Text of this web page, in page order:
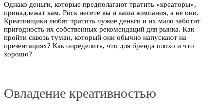
Однако деньги, которые предполагают тратить «креаторы»,
принадлежат вам. Риск несете вы и ваша компания, а не они.
Креативщики любят тратить чужие деньги и их мало заботит
пригодность их собственных рекомендаций для рынка. Как
пройти сквозь туман, который они обычно напускают на
презентациях? Как определить, что для бренда плохо и что
хорошо?
Овладение креативностью